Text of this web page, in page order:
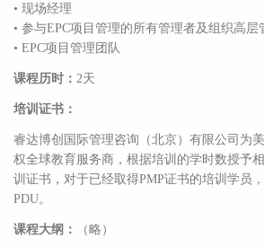
• 现场经理
• 参与EPC项目管理的所有管理者及组织高层
• EPC项目管理团队
课程历时： 2天
培训证书：
睿达博创国际管理咨询（北京）有限公司为
权全球教育服务商，根据培训的学时数授予
训证书，对于已经取得PMP证书的培训学员
PDU。
课程大纲： （略）